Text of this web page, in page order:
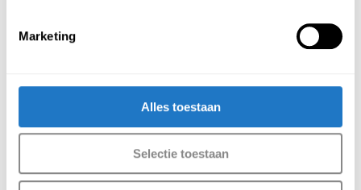
Marketing
Alles toestaan
Selectie toestaan